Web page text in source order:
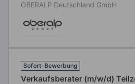
OBERALP Deutschland GmbH
Sofort-Bewerbung
Verkaufsberater (m/w/d)